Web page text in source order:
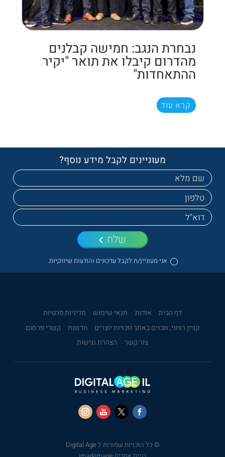
נבחרת הנגב: חמישה קבלנים
מהדרום קיבלו את תואר "יקיר
ההתאחדות"
קרא עוד
מעוניינים לקבל מידע נוסף?
אני מעוניין/ת לקבל עדכונים והודעות שיווקיות.
שלח
דף הבית אודות תנאי שימוש
מדיניות פרטיות
קניין רוחני, תכנים באתר וזכויות יוצרים
חדשות
קשרי פרסום
צור קשר
הצהרת נגישות
© כל הזכויות שמורות ל Digital Age